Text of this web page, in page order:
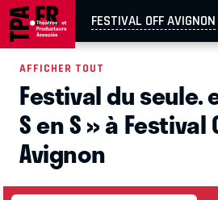
FESTIVAL OFF AVIGNON
AIX-MARSEILLE AURAY CAEN
EN TOURNÉE
AFFICHER TOUT
Festival du seule.
S en S » à Festival
Avignon